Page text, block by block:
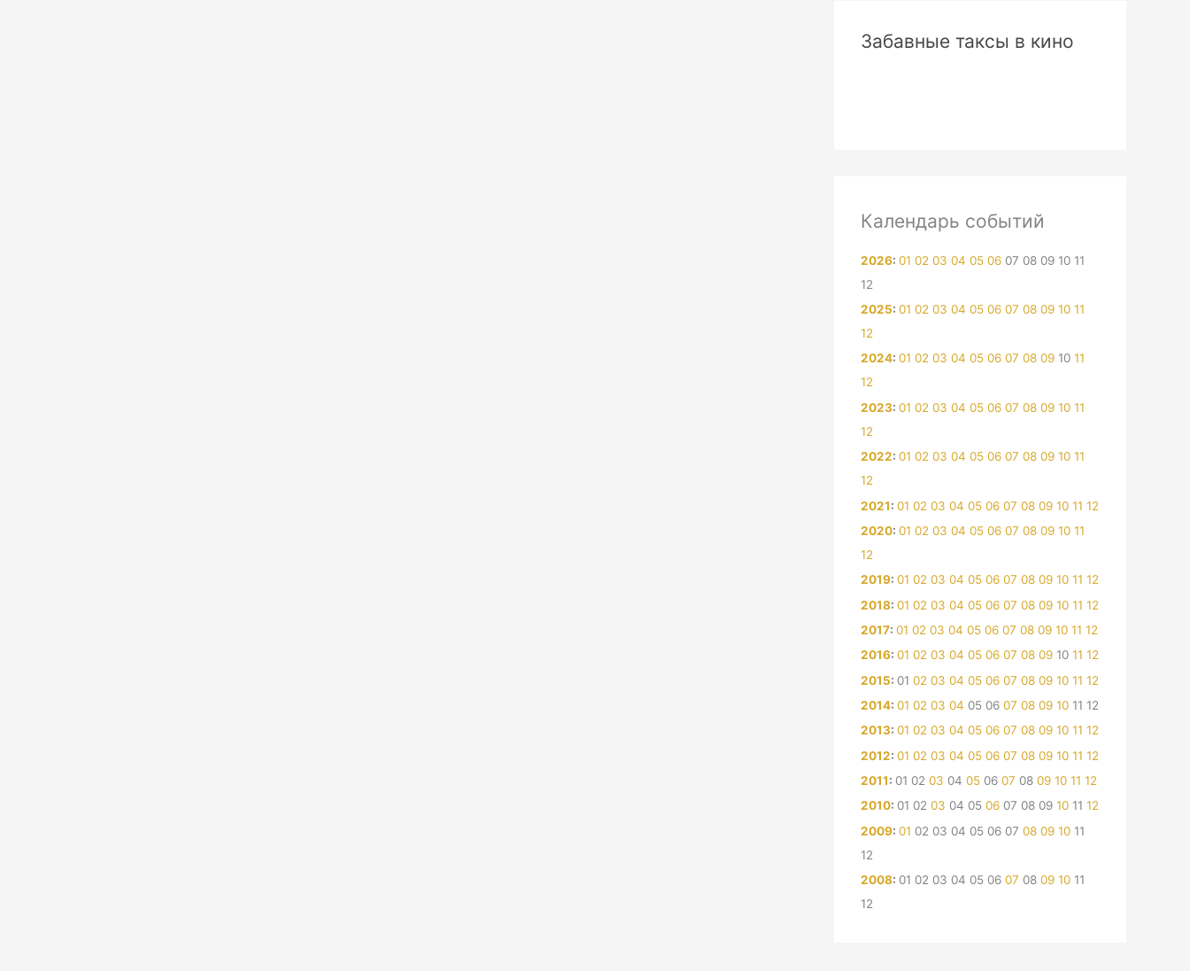
Забавные таксы в кино
Календарь событий
2026: 01 02 03 04 05 06 07 08 09 10 11
12
2025: 01 02 03 04 05 06 07 08 09 10 11
12
2024: 01 02 03 04 05 06 07 08 09 10 11
12
2023: 01 02 03 04 05 06 07 08 09 10 11
12
2022: 01 02 03 04 05 06 07 08 09 10 11
12
2021: 01 02 03 04 05 06 07 08 09 10 11 12
2020: 01 02 03 04 05 06 07 08 09 10 11
12
2019: 01 02 03 04 05 06 07 08 09 10 11 12
2018: 01 02 03 04 05 06 07 08 09 10 11 12
2017: 01 02 03 04 05 06 07 08 09 10 11 12
2016: 01 02 03 04 05 06 07 08 09 10 11 12
2015: 01 02 03 04 05 06 07 08 09 10 11 12
2014: 01 02 03 04 05 06 07 08 09 10 11 12
2013: 01 02 03 04 05 06 07 08 09 10 11 12
2012: 01 02 03 04 05 06 07 08 09 10 11 12
2011: 01 02 03 04 05 06 07 08 09 10 11 12
2010: 01 02 03 04 05 06 07 08 09 10 11 12
2009: 01 02 03 04 05 06 07 08 09 10 11
12
2008: 01 02 03 04 05 06 07 08 09 10 11
12